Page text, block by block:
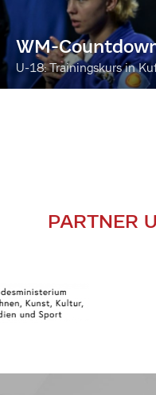
WM-
U-18: Trainingskurs in
PARTNER